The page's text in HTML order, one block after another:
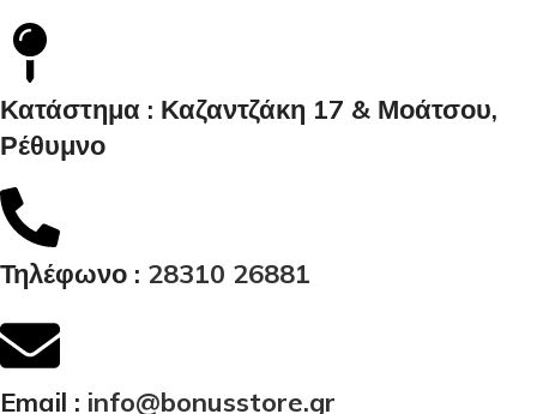
Κατάστημα : Καζαντζάκη 17 & Μοάτσου,
Ρέθυμνο
Τηλέφωνο : 28310 26881
Email : info@bonusstore.gr